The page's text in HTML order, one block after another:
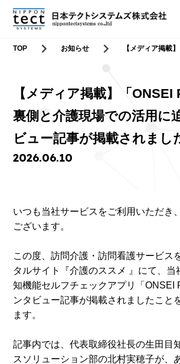
TOP お知らせ 【メディア掲載
【メディア掲載】「ONSEI
裏側と介護現場での活用に
ビュー記事が掲載されまし
2026.06.10
いつも当社サービスをご利用いただき
ございます。
この度、訪問介護・訪問看護サービス
タルサイト『介護のススメ 』にて、当
知機能セルフチェックアプリ「ONSEI
ンタビュー記事が掲載されましたこと
ます。
記事内では、代表取締役社長の生田目
スソリューション部の北村実穂子が、